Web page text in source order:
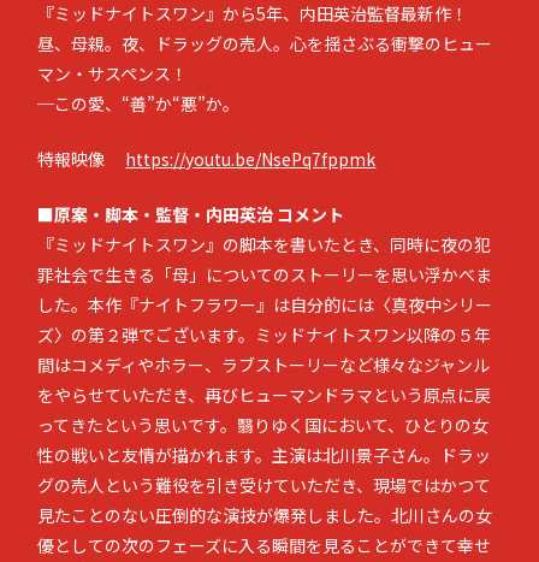
『ミッドナイトスワン』から5年、内田英治監督最新作！
昼、母親。夜、ドラッグの売人。心を揺さぶる衝撃のヒュー
マン・サスペンス！
─この愛、“善”か“悪”か。
特報映像 https://youtu.be/NsePq7fppmk
■原案・脚本・監督・内田英治 コメント
『ミッドナイトスワン』の脚本を書いたとき、同時に夜の犯
罪社会で生きる「母」についてのストーリーを思い浮かべま
した。本作『ナイトフラワー』は自分的には〈真夜中シリー
ズ〉の第２弾でございます。ミッドナイトスワン以降の５年
間はコメディやホラー、ラブストーリーなど様々なジャンル
をやらせていただき、再びヒューマンドラマという原点に戻
ってきたという思いです。翳りゆく国において、ひとりの女
性の戦いと友情が描かれます。主演は北川景子さん。ドラッ
グの売人という難役を引き受けていただき、現場ではかつて
見たことのない圧倒的な演技が爆発しました。北川さんの女
優としての次のフェーズに入る瞬間を見ることができて幸せ